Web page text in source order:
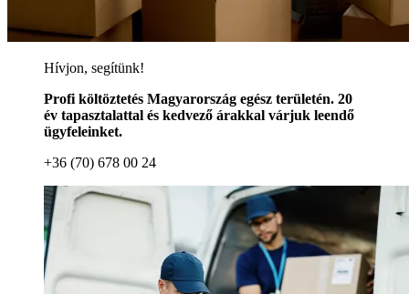
Hívjon, segítünk!
Profi költöztetés Magyarország egész területén. 20
év tapasztalattal és kedvező árakkal várjuk leendő
ügyfeleinket.
+36 (70) 678 00 24